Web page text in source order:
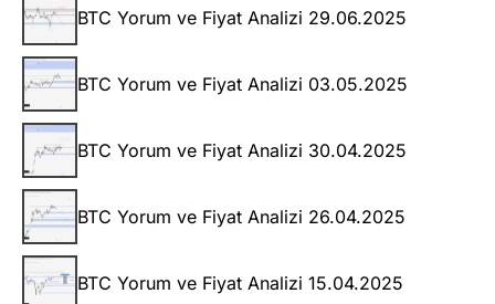
BTC Yorum ve Fiyat Analizi 29.06.2025
BTC Yorum ve Fiyat Analizi 03.05.2025
BTC Yorum ve Fiyat Analizi 30.04.2025
BTC Yorum ve Fiyat Analizi 26.04.2025
BTC Yorum ve Fiyat Analizi 15.04.2025